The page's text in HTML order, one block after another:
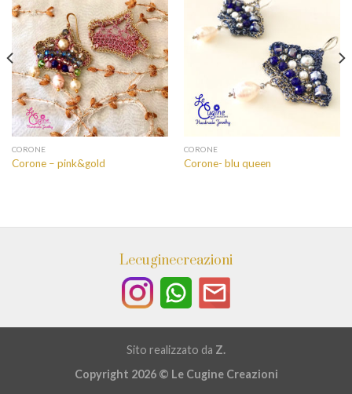
CORONE
Corone – pink&gold
CORONE
Corone- blu queen
Lecuginecreazioni
Sito realizzato da Z.
Copyright 2026 © Le Cugine Creazioni